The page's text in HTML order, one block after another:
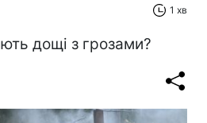
1 хв
дощі з грозами?